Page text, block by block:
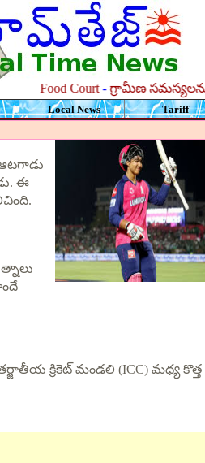
Food Court-గ్రామీణ సమస్యలను
Local News Tariff
ఈ
క్రికెట్ మండలి (ICC) మధ్య కొత్త